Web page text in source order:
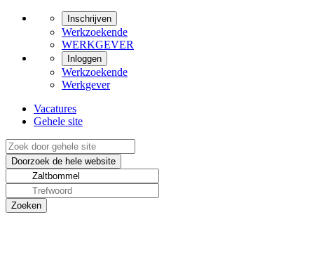
Inschrijven
Werkzoekende
WERKGEVER
Inloggen
Werkzoekende
Werkgever
Vacatures
Gehele site